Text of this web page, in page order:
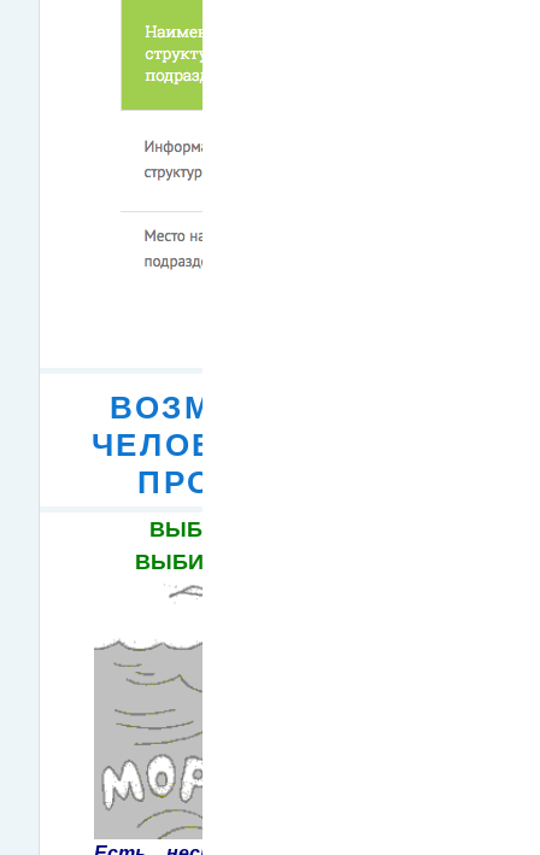
ВОЗМОЖНОСТИ
ЧЕЛОВЕКА И МИР
ПРОФЕССИЙ
ВЫБИРАЯ ПРОФЕССИЮ,
ВЫБИРАЕМ ОБРАЗ ЖИЗНИ!